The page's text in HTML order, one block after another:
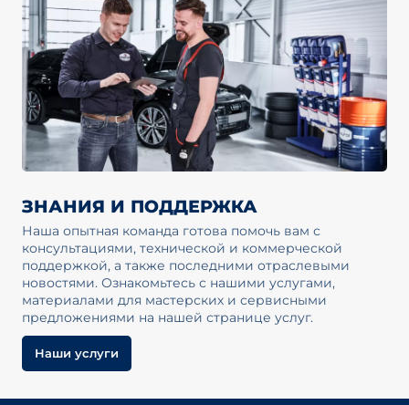
ЗНАНИЯ И ПОДДЕРЖКА
Наша опытная команда готова помочь вам с
консультациями, технической и коммерческой
поддержкой, а также последними отраслевыми
новостями. Ознакомьтесь с нашими услугами,
материалами для мастерских и сервисными
предложениями на нашей странице услуг.
Наши услуги